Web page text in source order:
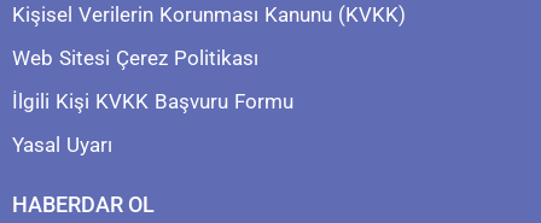
Kişisel Verilerin Korunması Kanunu (KVKK)
Web Sitesi Çerez Politikası
İlgili Kişi KVKK Başvuru Formu
Yasal Uyarı
HABERDAR OL